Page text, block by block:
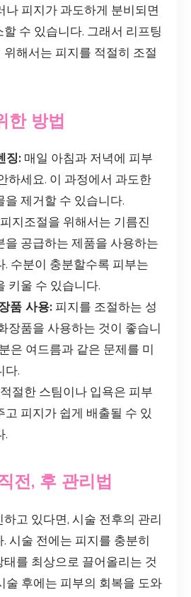
나 피지가 과도하게 분비되면
수 있습니다. 그래서 리프팅
해서는 피지를 적절히 조절
한 방법
징: 매일 아침과 저녁에 피부
하세요. 이 과정에서 과도한
을 제거할 수 있습니다.
피지조절을 위해서는 기름진
을 공급하는 제품을 사용하는
. 수분이 충분할수록 피부는
키울 수 있습니다.
품 사용: 피지를 조절하는 성
장품을 사용하는 것이 좋습니
은 여드름과 같은 문제를 미
다.
적절한 스팀이나 입욕은 피부
고 피지가 쉽게 배출될 수 있
.
전, 후 관리법
고 있다면, 시술 전후의 관리
시술 전에는 피지를 충분히
를 최상으로 끌어올리는 것
술 후에는 피부의 회복을 도와